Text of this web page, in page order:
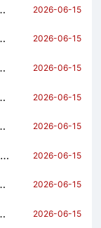
2026-06-15
2026-06-15
2026-06-15
2026-06-15
2026-06-15
2026-06-15
2026-06-15
2026-06-15